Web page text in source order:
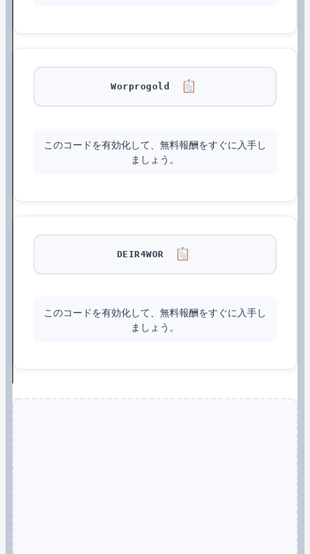
Worprogold
このコードを有効化して、無料報酬をすぐに入手し
ましょう。
DEIR4WOR
このコードを有効化して、無料報酬をすぐに入手し
ましょう。